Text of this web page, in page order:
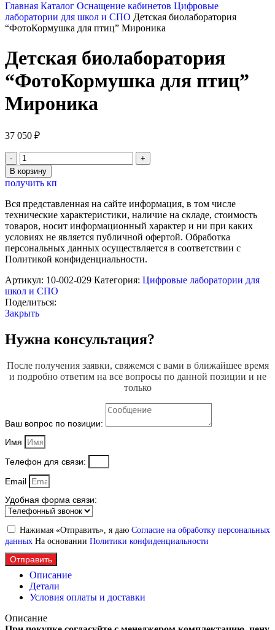
Главная Каталог Оснащение кабинетов Цифровые
лаборатории для школ и СПО Детская биолаборатория
“ФотоКормушка для птиц” Мироника
Детская биолаборатория
“ФотоКормушка для птиц”
Мироника
37 050 ₽
Количество
товара
Детская
биолаборатория
"ФотоКормушка
для
птиц"
Мироника
В корзину
получить кп
Вся представленная на сайте информация, в том числе
технические характеристики, наличие на складе, стоимость
товаров, носит информационный характер и ни при каких
условиях не является публичной офертой. Обработка
персональных данных осуществляется в соответствии с
Политикой конфиденциальности.
Артикул: 10-002-029 Категория: Цифровые лаборатории для
школ и СПО
Поделиться:
Закрыть
Нужна консультация?
После получения заявки, свяжемся с вами в ближайшее время
и подробно ответим на все вопросы по данной позиции и не
только
Ваш вопрос по позиции:
Имя
Телефон для связи:
Email
Удобная форма связи:
Нажимая «Отправить», я даю Согласие на обработку персональных
данных На основании Политики конфиденциальности
Отправить
Описание
Детали
Условия оплаты и доставки
Описание